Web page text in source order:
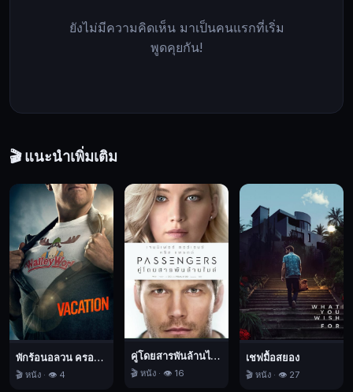
back
begins.
Cured,
ซอมบี้
กำเริบ
คลั่ง,
สยอง
ขวัญ,
หนัง
ชีวิต,
วิทยาศาสตร์,
2017
ยังไม่มีความคิดเห็น มาเป็นคนแรกที่เริ่ม
พูดคุยกัน!
🎬 แนะนำเพิ่มเติม
พักร้อนอลวน ครอบครัวอลเวง
🎬 หนัง · 👁️ 4
คู่โดยสารพันล้านไมล์
🎬 หนัง · 👁️ 16
เชฟมื้อสยอง
🎬 หนัง · 👁️ 27